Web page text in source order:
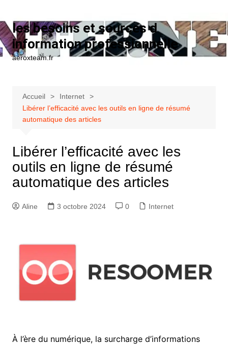
les besoins et sources d
information professionnelle
aeroxteam.fr
Accueil
Internet
Libérer l’efficacité avec les outils en ligne de résumé
automatique des articles
Libérer l’efficacité avec les
outils en ligne de résumé
automatique des articles
Aline 3 octobre 2024 0 Internet
À l’ère du numérique, la surcharge d’informations